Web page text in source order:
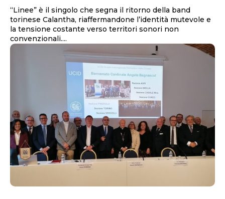
“Linee” è il singolo che segna il ritorno della band
torinese Calantha, riaffermandone l’identità mutevole e
la tensione costante verso territori sonori non
convenzionali....